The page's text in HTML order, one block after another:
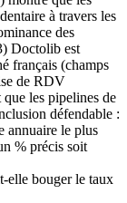
à travers les
des
Doctolib est
français (champs
de RDV
les pipelines de
défendable :
annuaire le plus
% précis soit
elle bouger le taux